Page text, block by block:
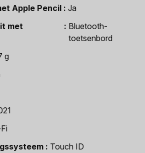
Apple Pencil
Ja
met
Bluetooth-
toetsenbord
g
Touch ID